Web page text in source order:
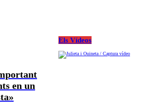
en un
Els Vídeos